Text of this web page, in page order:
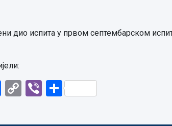
дио испита у првом септембарском
Facebook
CopyViberShare